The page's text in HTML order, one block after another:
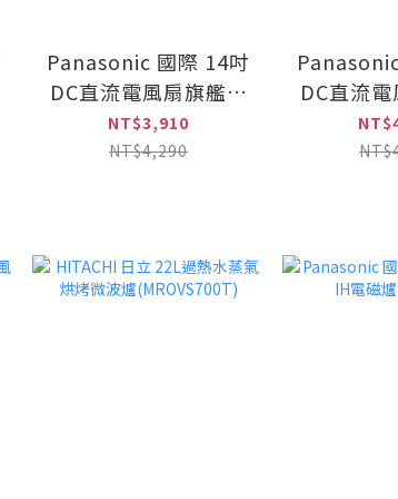
Panasonic 國際 14吋
DC直流電風扇旗艦型
(F-H14GND)
NT$3,910
NT$4,290
DC直流
(F-